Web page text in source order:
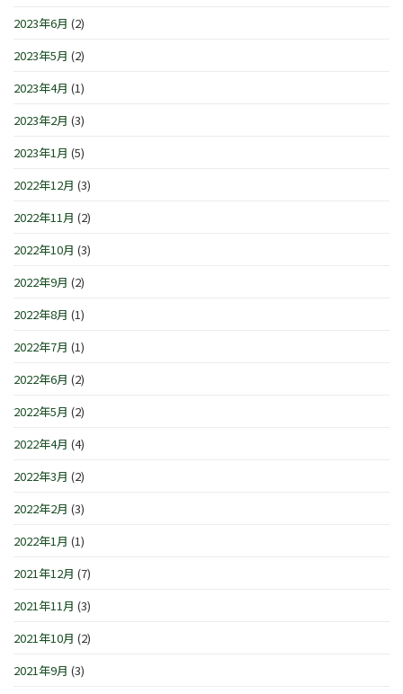
2023年6月 (2)
2023年5月 (2)
2023年4月 (1)
2023年2月 (3)
2023年1月 (5)
2022年12月 (3)
2022年11月 (2)
2022年10月 (3)
2022年9月 (2)
2022年8月 (1)
2022年7月 (1)
2022年6月 (2)
2022年5月 (2)
2022年4月 (4)
2022年3月 (2)
2022年2月 (3)
2022年1月 (1)
2021年12月 (7)
2021年11月 (3)
2021年10月 (2)
2021年9月 (3)